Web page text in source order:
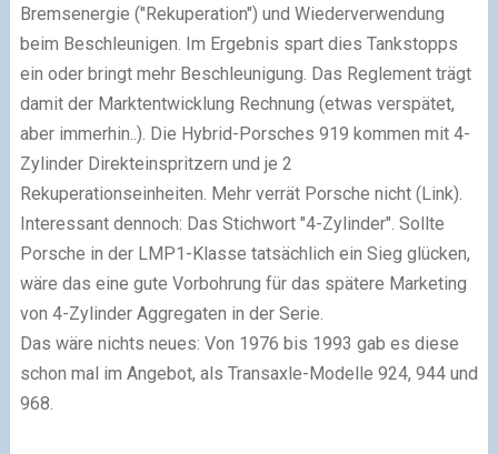
Bremsenergie ("Rekuperation") und Wiederverwendung
beim Beschleunigen. Im Ergebnis spart dies Tankstopps
ein oder bringt mehr Beschleunigung. Das Reglement trägt
damit der Marktentwicklung Rechnung (etwas verspätet,
aber immerhin..). Die Hybrid-Porsches 919 kommen mit 4-
Zylinder Direkteinspritzern und je 2
Rekuperationseinheiten. Mehr verrät Porsche nicht (Link).
Interessant dennoch: Das Stichwort "4-Zylinder". Sollte
Porsche in der LMP1-Klasse tatsächlich ein Sieg glücken,
wäre das eine gute Vorbohrung für das spätere Marketing
von 4-Zylinder Aggregaten in der Serie.
Das wäre nichts neues: Von 1976 bis 1993 gab es diese
schon mal im Angebot, als Transaxle-Modelle 924, 944 und
968.